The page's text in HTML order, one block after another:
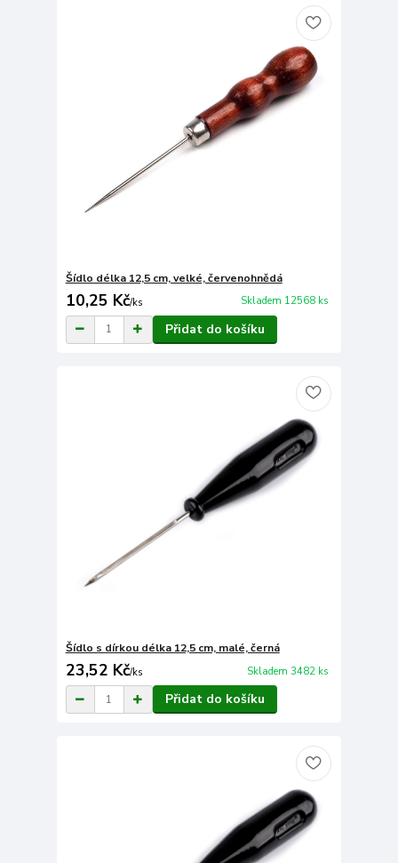
Šídlo délka 12,5 cm, velké, červenohnědá
10,25 Kč/ks Skladem 12568 ks
Přidat do košíku
Šídlo s dírkou délka 12,5 cm, malé, černá
23,52 Kč/ks Skladem 3482 ks
Přidat do košíku